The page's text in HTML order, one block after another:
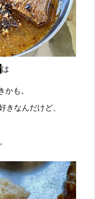
は
も。
きなんだけど、